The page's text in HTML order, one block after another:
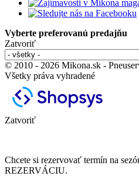
Vyberte preferovanú predajňu
Zatvoriť
© 2010 - 2026 Mikona.sk -
Všetky práva vyhradené
Zatvoriť
Chcete si rezervovať termín na
REZERVÁCIU.